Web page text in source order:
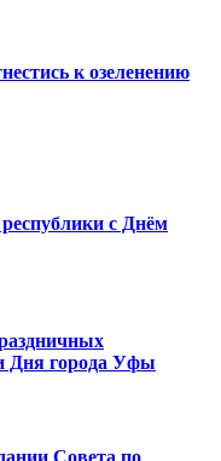
к озеленению
с Днём
Дня города Уфы
Совета по